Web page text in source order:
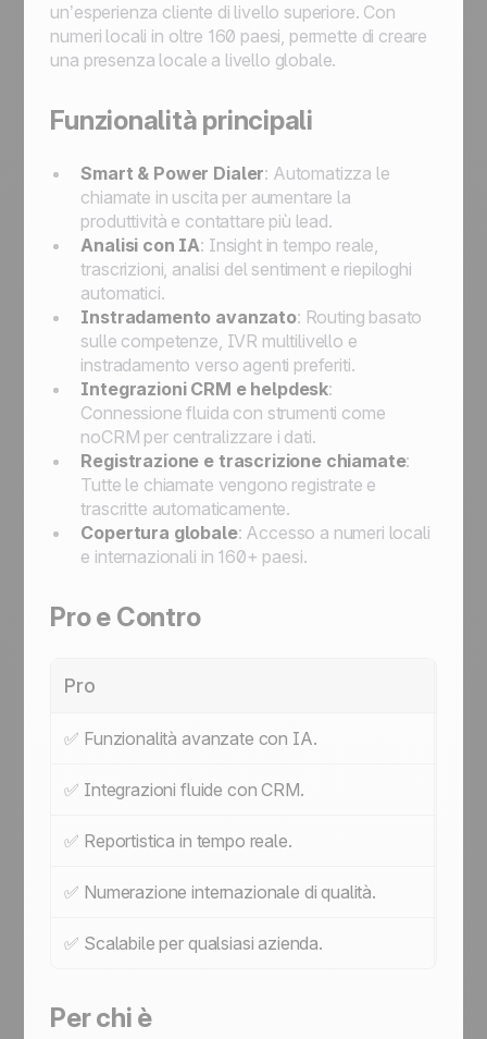
un’esperienza cliente di livello superiore. Con
numeri locali in oltre 160 paesi, permette di creare
una presenza locale a livello globale.
Funzionalità principali
Smart & Power Dialer: Automatizza le
chiamate in uscita per aumentare la
produttività e contattare più lead.
Analisi con IA: Insight in tempo reale,
trascrizioni, analisi del sentiment e riepiloghi
automatici.
Instradamento avanzato: Routing basato
sulle competenze, IVR multilivello e
instradamento verso agenti preferiti.
Integrazioni CRM e helpdesk:
Connessione fluida con strumenti come
noCRM per centralizzare i dati.
Registrazione e trascrizione chiamate:
Tutte le chiamate vengono registrate e
trascritte automaticamente.
Copertura globale: Accesso a numeri locali
e internazionali in 160+ paesi.
Pro e Contro
Pro
✅ Funzionalità avanzate con IA.
✅ Integrazioni fluide con CRM.
✅ Reportistica in tempo reale.
✅ Numerazione internazionale di qualità.
✅ Scalabile per qualsiasi azienda.
Per chi è